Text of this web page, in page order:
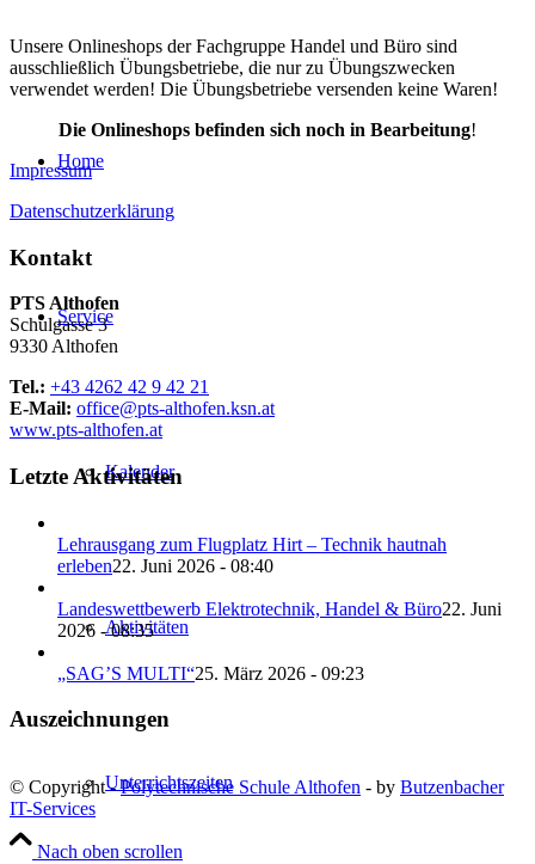
Home
Service
Kalender
Aktivitäten
Unterrichtszeiten
Unsere Onlineshops der Fachgruppe Handel und Büro sind
ausschließlich Übungsbetriebe, die nur zu Übungszwecken
verwendet werden! Die Übungsbetriebe versenden keine Waren!
Die Onlineshops befinden sich noch in Bearbeitung!
Impressum
Datenschutzerklärung
Kontakt
PTS Althofen
Schulgasse 3
9330 Althofen
Tel.: +43 4262 42 9 42 21
E-Mail: office@pts-althofen.ksn.at
www.pts-althofen.at
Letzte Aktivitäten
Lehrausgang zum Flugplatz Hirt – Technik hautnah
erleben22. Juni 2026 - 08:40
Landeswettbewerb Elektrotechnik, Handel & Büro22. Juni
2026 - 08:35
„SAG’S MULTI“25. März 2026 - 09:23
Auszeichnungen
© Copyright -Polytechnische Schule Althofen - by Butzenbacher
IT-Services
Nach oben scrollen